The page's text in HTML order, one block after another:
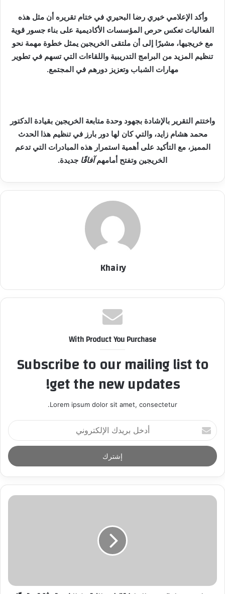
وأكد الإعلامي خيري رضا البحيري في ختام تقريره أن مثل هذه
الفعاليات تعكس حرص المؤسسات الأكاديمية على بناء جسور قوية
مع خريجيها، مشيرًا إلى أن ملتقى الخريجين يمثل خطوة مهمة نحو
تنظيم المزيد من البرامج التدريبية واللقاءات التي تسهم في تطوير
مهارات الشباب وتعزيز دورهم في المجتمع.
واختتم التقرير بالإشادة بجهود وحدة متابعة الخريجين بقيادة الدكتور
محمد هشام زايد، والتي كان لها دور بارز في تنظيم هذا الحدث
المميز، مع التأكيد على أهمية استمرار هذه المبادرات التي تدعم
الخريجين وتفتح أمامهمآفاقًا جديدة.
Khairy
With Product You Purchase
Subscribe to our mailing list to
get the new updates!
Lorem ipsum dolor sit amet, consectetur.
أ
د
خ
ل
ر
د
ر